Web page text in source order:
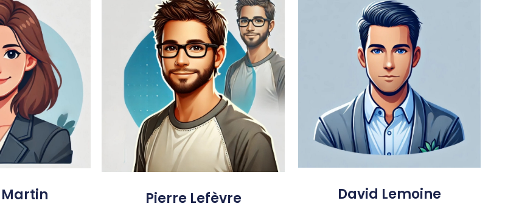
Pierre Lefèvre David Lemoine